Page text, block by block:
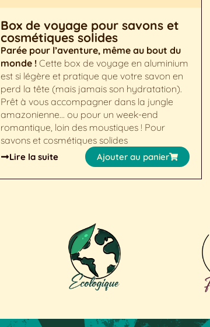
Box de voyage pour savons et
cosmétiques solides
Parée pour l’aventure, même au bout du
monde !Cette box de voyage en aluminium
est si légère et pratique que votre savon en
perd la tête (mais jamais son hydratation).
Prêt à vous accompagner dans la jungle
amazonienne... ou pour un week-end
romantique, loin des moustiques ! Pour
savons et cosmétiques solides
Lire la suite Ajouter au panier